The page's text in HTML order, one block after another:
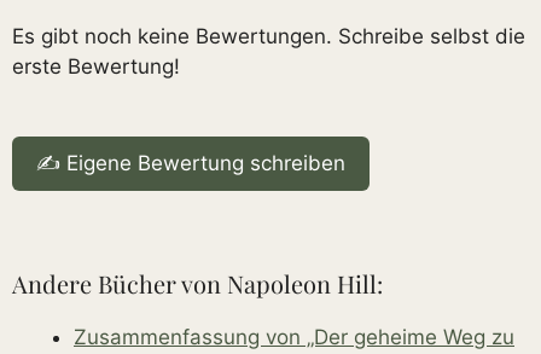
Es gibt noch keine Bewertungen. Schreibe selbst die
erste Bewertung!
✍️ Eigene Bewertung schreiben
Andere Bücher von Napoleon Hill:
Zusammenfassung von „Der geheime Weg zu